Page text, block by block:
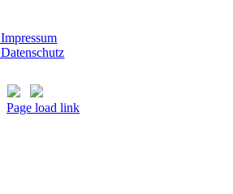
Page load link